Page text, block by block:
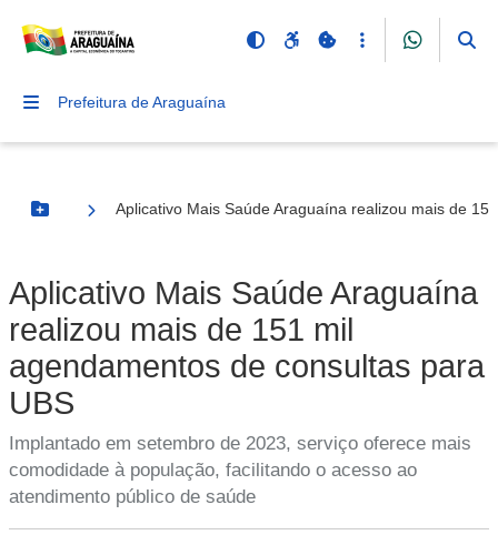
Prefeitura de Araguaína
Botão Menu
Aplicativo Mais Saúde Araguaína realizou mais de
Aplicativo Mais Saúde Araguaína
realizou mais de 151 mil
agendamentos de consultas para
UBS
Implantado em setembro de 2023, serviço oferece mais
comodidade à população, facilitando o acesso ao
atendimento público de saúde